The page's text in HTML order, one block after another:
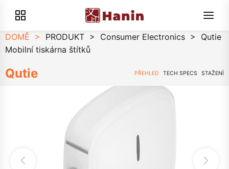
DOMĚ > PRODUKT > Consumer Electronics >
Qutie
Mobilní tiskárna štítků
Qutie PŘEHLED TECH SPECS STAŽENÍ